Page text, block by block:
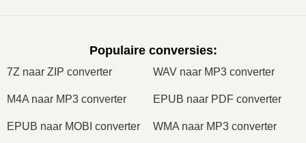
Populaire conversies:
7Z naar ZIP converter WAV naar MP3 converter
M4A naar MP3 converter EPUB naar PDF converter
EPUB naar MOBI converter WMA naar MP3 converter